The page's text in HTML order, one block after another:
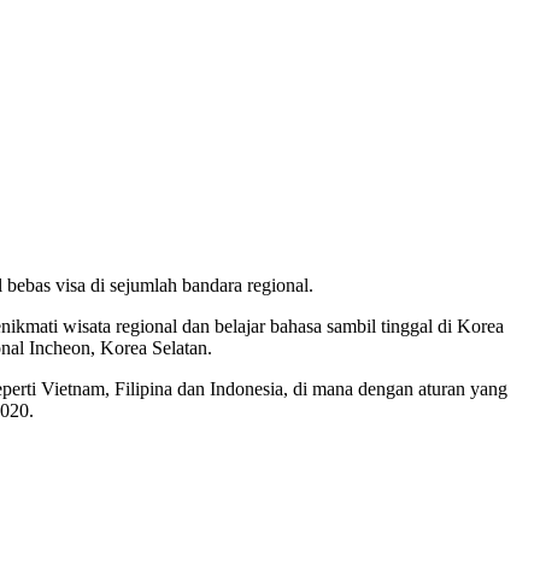
visa di sejumlah bandara regional.
wisata regional dan belajar bahasa sambil tinggal di Korea
Incheon, Korea Selatan.
Vietnam, Filipina dan Indonesia, di mana dengan aturan yang